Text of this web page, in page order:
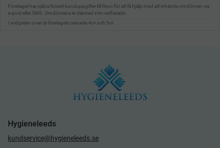
Hygieneleeds
kundservice@hygieneleeds.se